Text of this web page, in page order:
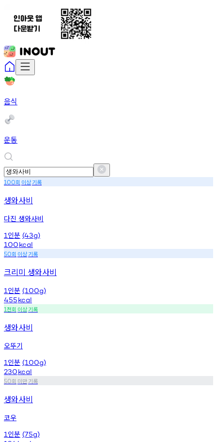
음식
운동
100회 이상기록
생와사비
다진 생와사비
1 인분 (43g)
100kcal
50회 이상기록
크리미 생와사비
1 인분 (100g)
455kcal
1천회 이상기록
생와사비
오뚜기
1 인분 (100g)
230kcal
50회 미만기록
생와사비
코우
1 인분 (75g)